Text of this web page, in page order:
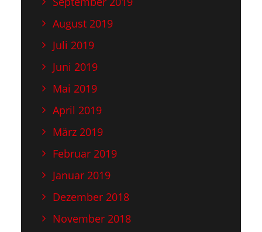
August 2019
Juli 2019
Juni 2019
Mai 2019
April 2019
März 2019
Februar 2019
Januar 2019
Dezember 2018
November 2018